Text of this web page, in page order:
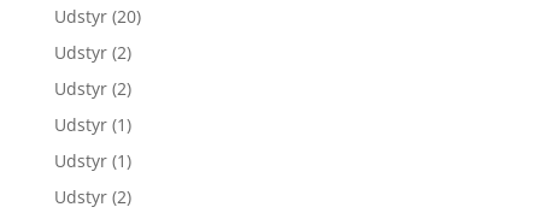
Udstyr (20)
Udstyr (2)
Udstyr (2)
Udstyr (1)
Udstyr (1)
Udstyr (2)